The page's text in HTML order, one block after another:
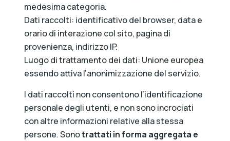
medesima categoria.
Dati raccolti: identificativo del browser, data e
orario di interazione col sito, pagina di
provenienza, indirizzo IP.
Luogo di trattamento dei dati: Unione europea
essendo attiva l’anonimizzazione del servizio.
I dati raccolti non consentono l’identificazione
personale degli utenti, e non sono incrociati
con altre informazioni relative alla stessa
persone. Sonotrattati in forma aggregata e